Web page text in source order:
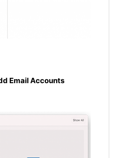
Email Accounts